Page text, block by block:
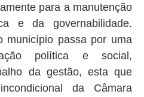
para a manutenção
e da governabilidade.
município passa por uma
política e social,
da gestão, esta que
da Câmara